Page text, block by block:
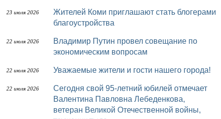
23 июля 2026
Жителей Коми приглашают стать блогерами
благоустройства
22 июля 2026
Владимир Путин провел совещание по
экономическим вопросам
22 июля 2026 Уважаемые жители и гости нашего города!
22 июля 2026
Сегодня свой 95-летний юбилей отмечает
Валентина Павловна Лебеденкова,
ветеран Великой Отечественной войны,